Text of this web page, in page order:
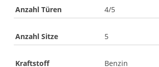
Anzahl Türen 4/5
Anzahl Sitze 5
Kraftstoff Benzin